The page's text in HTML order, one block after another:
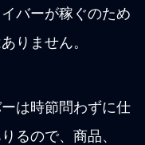
バーが稼ぐのため
りません。
は時節問わずに仕
るので、商品、